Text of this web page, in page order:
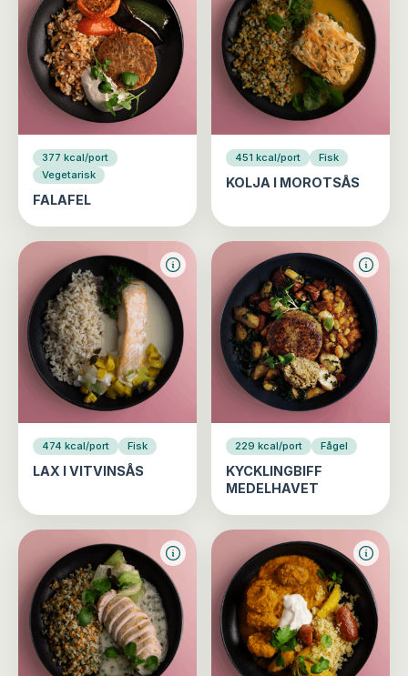
377 kcal/port
Vegetarisk
FALAFEL
451 kcal/port Fisk
KOLJA I MOROTSÅS
474 kcal/port Fisk
LAX I VITVINSÅS
229 kcal/port Fågel
KYCKLINGBIFF
MEDELHAVET